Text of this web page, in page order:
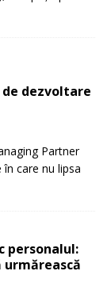
dezvoltare
Partner
care nu lipsa
personalul: